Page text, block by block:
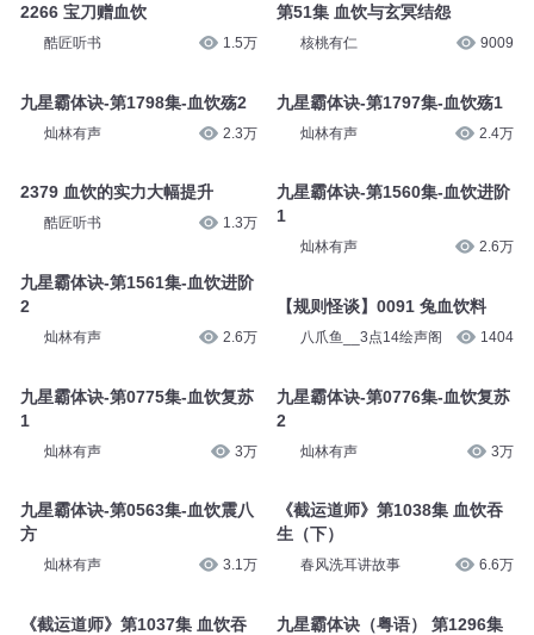
2266 宝刀赠血饮
酷匠听书 1.5万
九星霸体诀-第1798集-血饮殇2
灿林有声 2.3万
2379 血饮的实力大幅提升
酷匠听书 1.3万
九星霸体诀-第1561集-血饮进阶
2
灿林有声 2.6万
九星霸体诀-第0775集-血饮复苏
1
灿林有声 3万
九星霸体诀-第0563集-血饮震八
方
灿林有声 3.1万
《截运道师》第1037集 血饮吞
第51集 血饮与玄冥结怨
核桃有仁 9009
九星霸体诀-第1797集-血饮殇1
灿林有声 2.4万
九星霸体诀-第1560集-血饮进阶
1
灿林有声 2.6万
【规则怪谈】0091 兔血饮料
八爪鱼__3点14绘声阁 1404
九星霸体诀-第0776集-血饮复苏
2
灿林有声 3万
《截运道师》第1038集 血饮吞
生（下）
春风洗耳讲故事 6.6万
九星霸体诀（粤语） 第1296集